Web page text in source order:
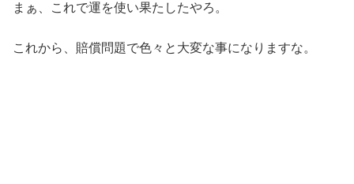
まぁ、これで運を使い果たしたやろ。
これから、賠償問題で色々と大変な事になりますな。